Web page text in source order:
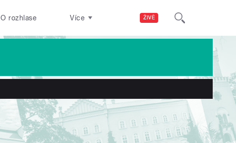
ŽIVĚ
O rozhlase Více